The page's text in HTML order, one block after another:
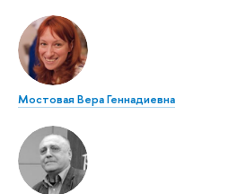
Мостовая Вера Геннадиевна